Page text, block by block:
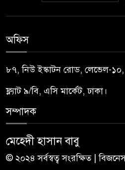
অফিস
৮৭, নিউ ইস্কাটন রোড, লেভেল-১০,
ফ্ল্যাট ৯/বি, এসি মার্কেট, ঢাকা।
সম্পাদক
মেহেদী হাসান বাবু
© ২০২৪ সর্বস্বত্ব সংরক্ষিত |